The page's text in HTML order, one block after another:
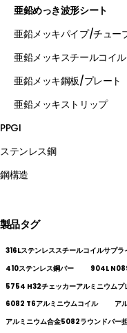
亜鉛めっき波形シート
亜鉛メッキパイプ/チュー
亜鉛メッキスチールコイル
亜鉛メッキ鋼板/プレート
亜鉛メッキストリップ
PPGI
ステンレス鋼
鋼構造
製品タグ
316Lステンレススチールコイルサプラ
410ステンレス鋼バー
904L
5754 H32チェッカーアルミニウムプ
6082 T6アルミニウムコイル
ア
アルミニウム合金5082ラウンドバー